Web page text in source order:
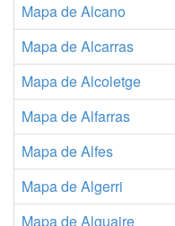
Mapa de Alcano
Mapa de Alcarras
Mapa de Alcoletge
Mapa de Alfarras
Mapa de Alfes
Mapa de Algerri
Mapa de Alguaire